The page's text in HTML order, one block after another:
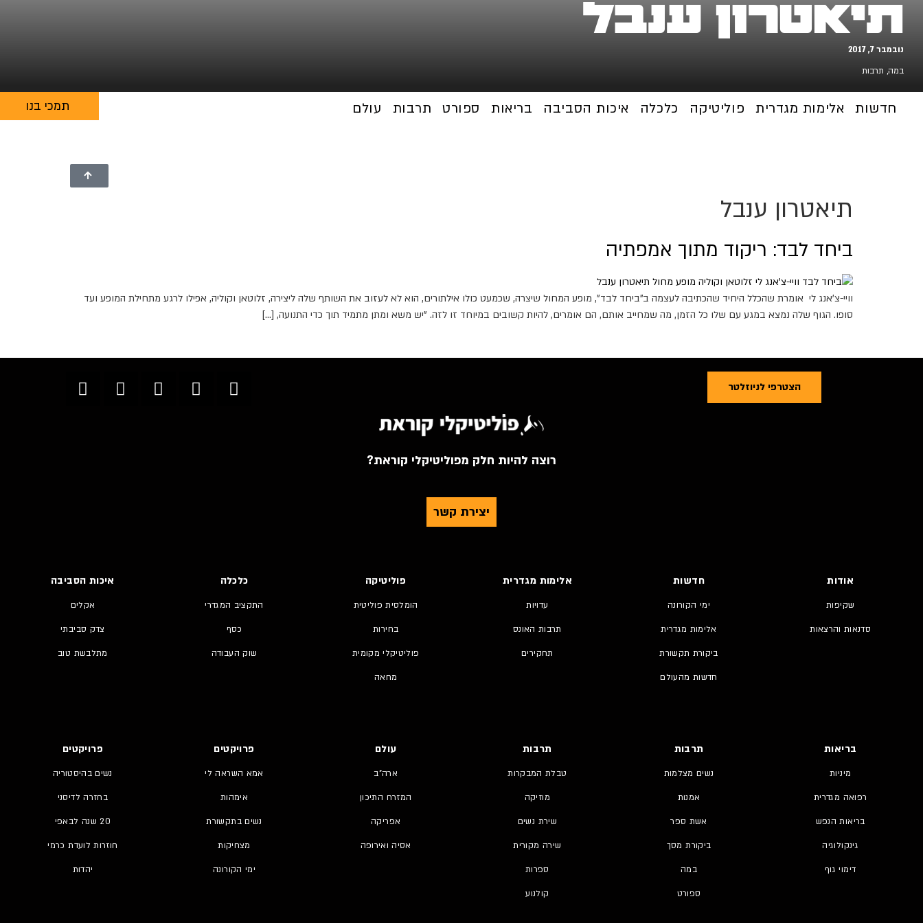
תיאטרון ענבל
נובמבר 7, 2017
במה, תרבות
חדשות אלימות מגדרית פוליטיקה כלכלה איכות הסביבה בריאות ספורט תרבות עולם תמכי בנו
תיאטרון ענבל
ביחד לבד: ריקוד מתוך אמפתיה
וויי-צ'אנג לי אומרת שהכלל היחיד שהכתיבה לעצמה ב"ביחד לבד", מופע המחול שיצרה, שכמעט כולו אילתורים, הוא לא לעזוב את השותף שלה ליצירה, זלוטאן וקוליה, אפילו לרגע מתחילת המופע ועד
סופו. הגוף שלה נמצא במגע עם שלו כל הזמן, מה שמחייב אותם, הם אומרים, להיות קשובים במיוחד זו לזה. "יש משא ומתן מתמיד תוך כדי התנועה, […]
הצטרפי לניוזלטר
רוצה להיות חלק מפוליטיקלי קוראת?
יצירת קשר
אודות
שקיפות
סדנאות והרצאות
חדשות
ימי הקורונה
אלימות מגדרית
ביקורת תקשורת
חדשות מהעולם
אלימות מגדרית
עדויות
תרבות האונס
תחקירים
פוליטיקה
הומלסית פוליטית
בחירות
פוליטיקלי מקומית
מחאה
כלכלה
התקציב המגדרי
כסף
שוק העבודה
איכות הסביבה
אקלים
צדק סביבתי
מתלבשת טוב
בריאות
מיניות
רפואה מגדרית
בריאות הנפש
גינקולוגיה
דימוי גוף
תרבות
נשים מצלמות
אמנות
אשת ספר
ביקורת מסך
במה
ספורט
תרבות
טבלת המבקרות
מוזיקה
שירת נשים
שירה מקורית
ספרות
קולנוע
עולם
ארה"ב
המזרח התיכון
אפריקה
אסיה ואירופה
פרויקטים
אמא השראה לי
אימהות
נשים בתקשורת
מצחיקות
ימי הקורונה
פרויקטים
נשים בהיסטוריה
בחזרה לדיסני
20 שנה לבאפי
חוזרות לועדת כרמי
יהדות